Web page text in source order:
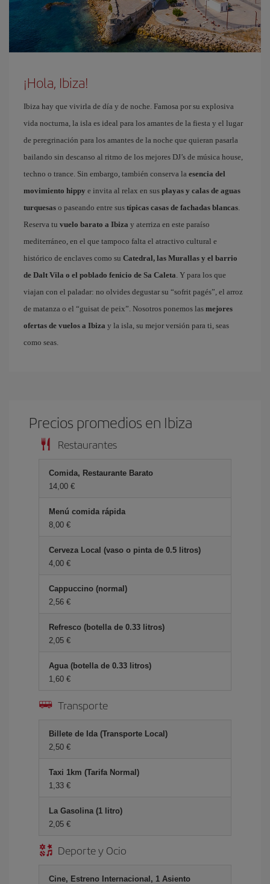
¡Hola, Ibiza!
Ibiza hay que vivirla de día y de noche. Famosa por su explosiva
vida nocturna, la isla es ideal para los amantes de la fiesta y el lugar
de peregrinación para los amantes de la noche que quieran pasarla
bailando sin descanso al ritmo de los mejores DJ’s de música house,
techno o trance. Sin embargo, también conserva la esencia del
movimiento hippy e invita al relax en sus playas y calas de aguas
turquesas o paseando entre sus típicas casas de fachadas blancas.
Reserva tu vuelo barato a Ibiza y aterriza en este paraíso
mediterráneo, en el que tampoco falta el atractivo cultural e
histórico de enclaves como su Catedral, las Murallas y el barrio
de Dalt Vila o el poblado fenicio de Sa Caleta. Y para los que
viajan con el paladar: no olvides degustar su “sofrit pagés”, el arroz
de matanza o el “guisat de peix”. Nosotros ponemos las mejores
ofertas de vuelos a Ibiza y la isla, su mejor versión para ti, seas
como seas.
Precios promedios en Ibiza
Restaurantes
Comida, Restaurante Barato
14,00 €
Menú comida rápida
8,00 €
Cerveza Local (vaso o pinta de 0.5 litros)
4,00 €
Cappuccino (normal)
2,56 €
Refresco (botella de 0.33 litros)
2,05 €
Agua (botella de 0.33 litros)
1,60 €
Transporte
Billete de Ida (Transporte Local)
2,50 €
Taxi 1km (Tarifa Normal)
1,33 €
La Gasolina (1 litro)
2,05 €
Deporte y Ocio
Cine, Estreno Internacional, 1 Asiento